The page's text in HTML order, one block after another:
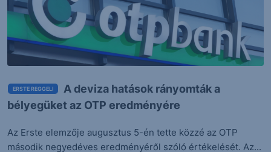
17 órával ezelőtt
Várakozások felett alakult a SpaceX
negyedéves jelentése
SPCX108.27 -13.61%
17 órával ezelőtt
Hatalmasat nőtt az AMD bevétele, de ez sem
-7.04%
ERSTE REGGELI
A deviza hatások rányomták a
bélyegüket az OTP eredményére
Az Erste elemzője augusztus 5-én tette közzé az OTP
második negyedéves eredményéről szóló értékelését. Az...